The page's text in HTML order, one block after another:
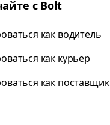
с Bolt
как водитель
как курьер
как поставщик